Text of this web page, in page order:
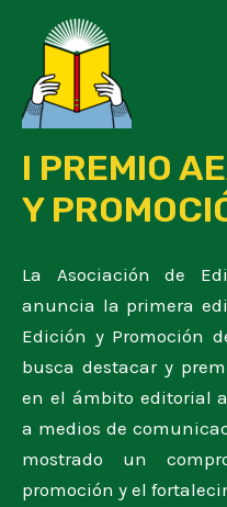
contenido
I PREMIO
Y
La Asociación de
anuncia la primera
Edición y Promoción
busca destacar y
en el ámbito editorial
a medios de
mostrado un
promoción y el